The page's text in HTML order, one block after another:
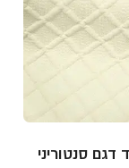
דגם סנטוריני